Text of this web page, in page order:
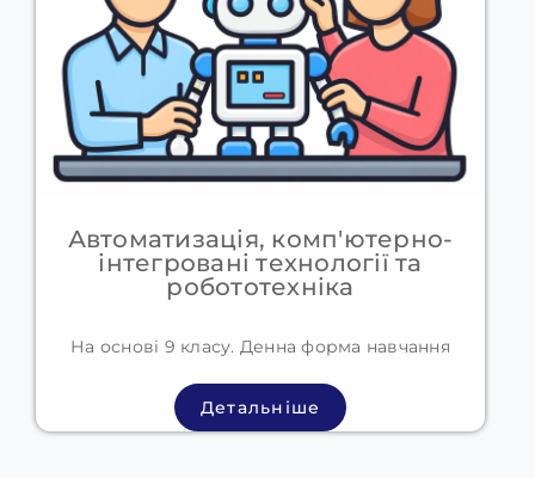
Автоматизація, комп'ютерно-
інтегровані технології та
робототехніка
На основі 9 класу. Денна форма навчання
Детальніше